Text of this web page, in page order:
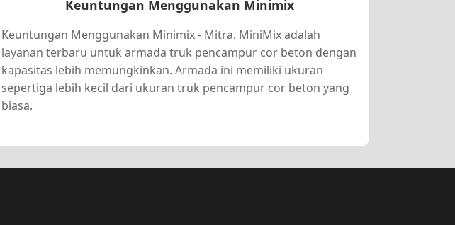
Keuntungan Menggunakan Minimix
Keuntungan Menggunakan Minimix - Mitra. MiniMix adalah
layanan terbaru untuk armada truk pencampur cor beton dengan
kapasitas lebih memungkinkan. Armada ini memiliki ukuran
sepertiga lebih kecil dari ukuran truk pencampur cor beton yang
biasa.